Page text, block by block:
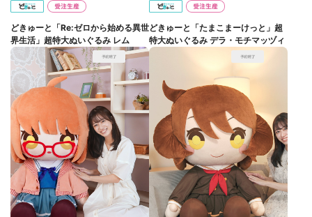
どきゅーと「Re:ゼロから始める異世
界生活」超特大ぬいぐるみ レム
どきゅーと「たまこまーけっと」超
特大ぬいぐるみ デラ・モチマッヅィ